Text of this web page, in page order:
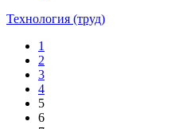
Технология (труд)
1
2
3
4
5
6